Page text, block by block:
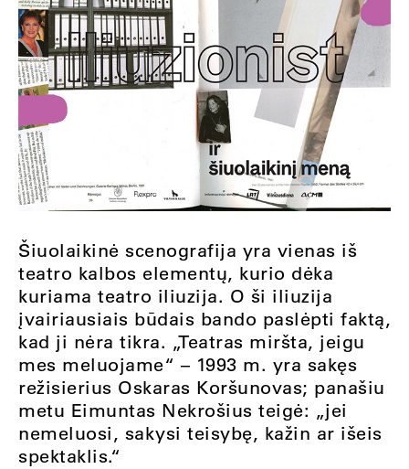
Šiuolaikinė scenografija yra vienas iš
teatro kalbos elementų, kurio dėka
kuriama teatro iliuzija. O ši iliuzija
įvairiausiais būdais bando paslėpti faktą,
kad ji nėra tikra. „Teatras miršta, jeigu
mes meluojame“ – 1993 m. yra sakęs
režisierius Oskaras Koršunovas; panašiu
metu Eimuntas Nekrošius teigė: „jei
nemeluosi, sakysi teisybę, kažin ar išeis
spektaklis.“